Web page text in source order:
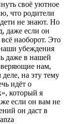
своё уютное
что родители
не знают. Но
даже если он
наоборот. Это
убеждения
даже в нашей
нам,
на эту тему
идёт о
который я
если он вам не
он даст в